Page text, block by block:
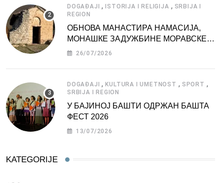
DOGAĐAJI ,ISTORIJA I RELIGIJA , SRBIJA I
REGION
ОБНОВА МАНАСТИРА НАМАСИЈА,
МОНАШКЕ ЗАДУЖБИНЕ МОРАВСКЕ
СРБИЈЕ
26/07/2026
DOGAĐAJI ,KULTURA I UMETNOST , SPORT ,
SRBIJA I REGION
У БАЈИНОЈ БАШТИ ОДРЖАН БАШТА
ФЕСТ 2026
13/07/2026
KATEGORIJE